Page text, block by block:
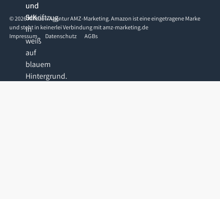
©2026Amazon Agentur AMZ-Marketing. Amazon ist eine eingetragene Marke
und steht in keinerlei Verbindung mit amz-marketing.de
Impressum
Datenschutz AGBs